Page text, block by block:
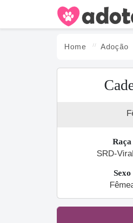
Home Adoção
Raça
SRD-
Sexo